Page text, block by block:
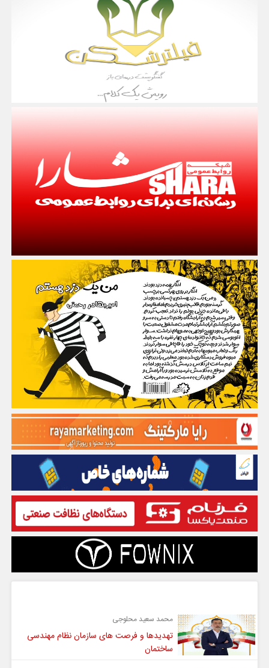
محمد سعید محلوجی
تهدیدها و فرصت های سازمان نظام مهندسی
ساختمان